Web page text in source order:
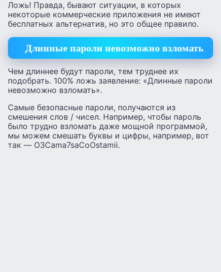
Ложь! Правда, бывают ситуации, в которых
некоторые коммерческие приложения не имеют
бесплатных альтернатив, но это общее правило.
Длинные пароли невозможно взломать
Чем длиннее будут пароли, тем труднее их
подобрать. 100% ложь заявление: «Длинные пароли
невозможно взломать».
Самые безопасные пароли, получаются из
смешения слов / чисел. Например, чтобы пароль
было трудно взломать даже мощной программой,
мы можем смешать буквы и цифры, например, вот
так — O3Cama7saCoOstamii.